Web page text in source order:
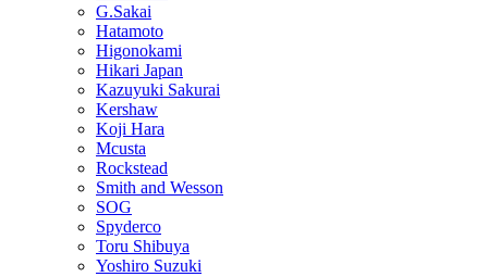
G.Sakai
Hatamoto
Higonokami
Hikari Japan
Kazuyuki Sakurai
Kershaw
Koji Hara
Mcusta
Rockstead
Smith and Wesson
SOG
Spyderco
Toru Shibuya
Yoshiro Suzuki